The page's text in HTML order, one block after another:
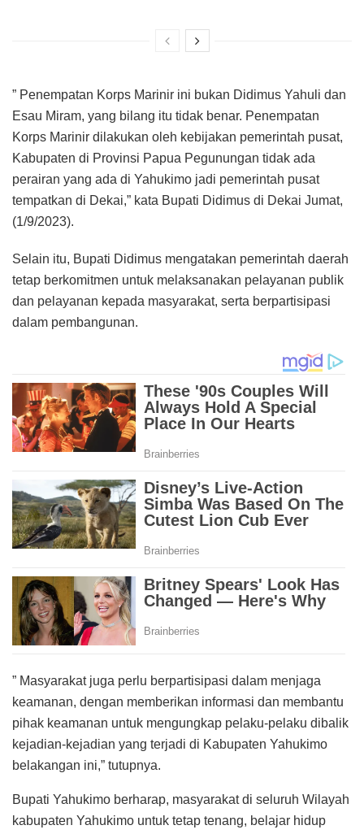
” Penempatan Korps Marinir ini bukan Didimus Yahuli dan
Esau Miram, yang bilang itu tidak benar. Penempatan
Korps Marinir dilakukan oleh kebijakan pemerintah pusat,
Kabupaten di Provinsi Papua Pegunungan tidak ada
perairan yang ada di Yahukimo jadi pemerintah pusat
tempatkan di Dekai,” kata Bupati Didimus di Dekai Jumat,
(1/9/2023).
Selain itu, Bupati Didimus mengatakan pemerintah daerah
tetap berkomitmen untuk melaksanakan pelayanan publik
dan pelayanan kepada masyarakat, serta berpartisipasi
dalam pembangunan.
” Masyarakat juga perlu berpartisipasi dalam menjaga
keamanan, dengan memberikan informasi dan membantu
pihak keamanan untuk mengungkap pelaku-pelaku dibalik
kejadian-kejadian yang terjadi di Kabupaten Yahukimo
belakangan ini,” tutupnya.
Bupati Yahukimo berharap, masyarakat di seluruh Wilayah
kabupaten Yahukimo untuk tetap tenang, belajar hidup